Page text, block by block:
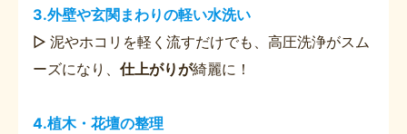
3.外壁や玄関まわりの軽い水洗い
▷ 泥やホコリを軽く流すだけでも、高圧洗浄がスム
ーズになり、 仕上がりが綺麗に！
4.植木・花壇の整理